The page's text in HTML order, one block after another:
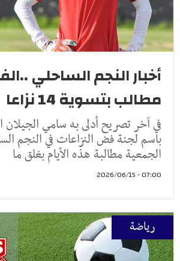
أخبار النجم الساحلي
مطالب بتسوية 14 نزاعا
في آخر تصريح أدلى به سامي الجيلان
باسم لجنة فض النزاعات في النجم
الجمعية مطالبة هذه الأيام بغلق ما
07:00 - 2026/06/15
رياضة